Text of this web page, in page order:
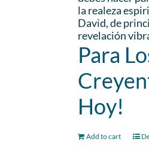
la realeza
David, de
revelación
Para
Hoy!
Add to cart